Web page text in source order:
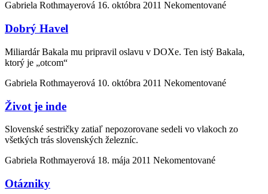
Gabriela Rothmayerová 16. októbra 2011 Nekomentované
Dobrý Havel
Miliardár Bakala mu pripravil oslavu v DOXe. Ten istý Bakala,
ktorý je „otcom“
Gabriela Rothmayerová 10. októbra 2011 Nekomentované
Život je inde
Slovenské sestričky zatiaľ nepozorovane sedeli vo vlakoch zo
všetkých trás slovenských železníc.
Gabriela Rothmayerová 18. mája 2011 Nekomentované
Otázniky